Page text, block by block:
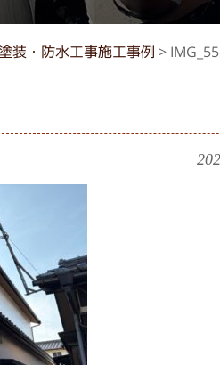
装・防水工事施工事例 >